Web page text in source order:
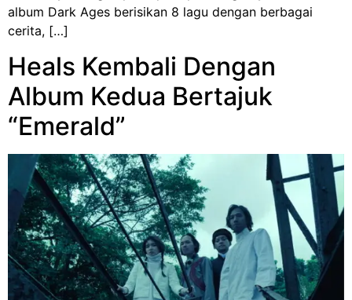
album Dark Ages berisikan 8 lagu dengan berbagai
cerita, […]
Heals Kembali Dengan
Album Kedua Bertajuk
“Emerald”